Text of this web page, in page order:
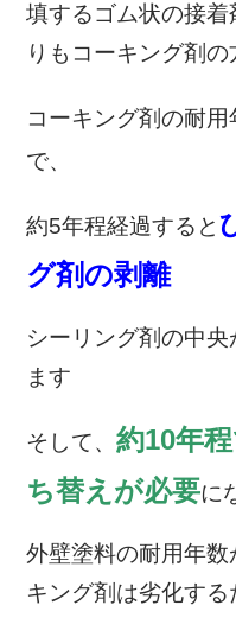
填するゴム状の接着
りもコーキング剤
コーキング剤の耐用
で、
約5年程経過すると
グ剤の剥離
シーリング剤の中
ます
そして、約10年
ち替え が必要に
外壁塗料の耐用年
キング剤は劣化する